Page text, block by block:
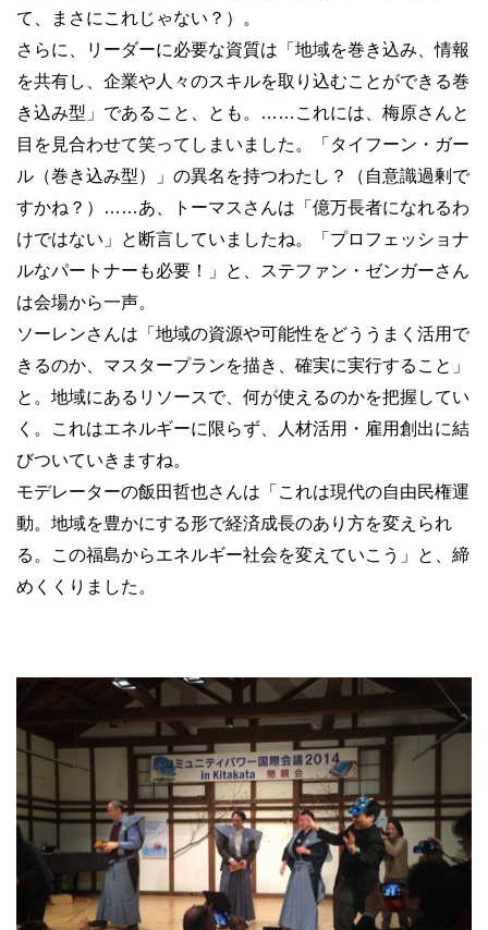
て、まさにこれじゃない？）。
さらに、リーダーに必要な資質は「地域を巻き込み、情報
を共有し、企業や人々のスキルを取り込むことができる巻
き込み型」であること、とも。……これには、梅原さんと
目を見合わせて笑ってしまいました。「タイフーン・ガー
ル（巻き込み型）」の異名を持つわたし？（自意識過剰で
すかね？）……あ、トーマスさんは「億万長者になれるわ
けではない」と断言していましたね。「プロフェッショナ
ルなパートナーも必要！」と、ステファン・ゼンガーさん
は会場から一声。
ソーレンさんは「地域の資源や可能性をどううまく活用で
きるのか、マスタープランを描き、確実に実行すること」
と。地域にあるリソースで、何が使えるのかを把握してい
く。これはエネルギーに限らず、人材活用・雇用創出に結
びついていきますね。
モデレーターの飯田哲也さんは「これは現代の自由民権運
動。地域を豊かにする形で経済成長のあり方を変えられ
る。この福島からエネルギー社会を変えていこう」と、締
めくくりました。